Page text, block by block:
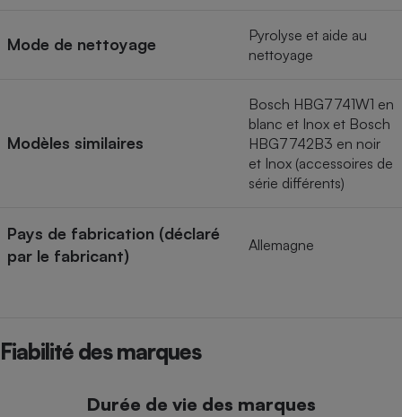
Mode de nettoyage
Pyrolyse et aide au
nettoyage
Modèles similaires
Bosch HBG7741W1 en
blanc et Inox et Bosch
HBG7742B3 en noir
et Inox (accessoires de
série différents)
Pays de fabrication (déclaré
par le fabricant)
Allemagne
Fiabilité des marques
Durée de vie des marques